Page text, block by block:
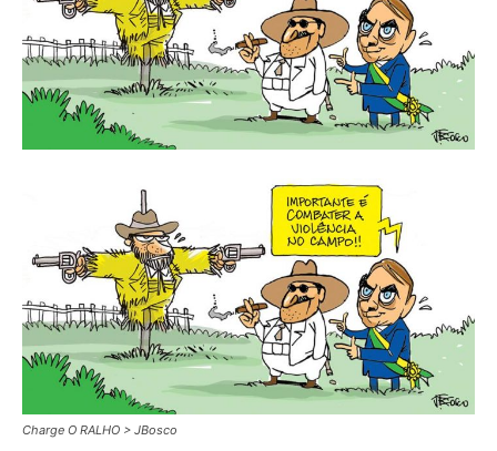
Charge O RALHO > JBosco